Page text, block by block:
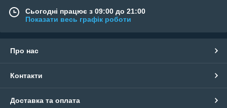
Сьогодні працює з 09:00 до 21:00
Показати весь графік роботи
Про нас
Контакти
Доставка та оплата